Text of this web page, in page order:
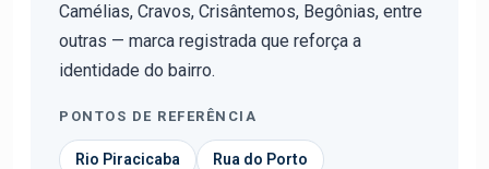
Camélias, Cravos, Crisântemos, Begônias, entre
outras — marca registrada que reforça a
identidade do bairro.
PONTOS DE REFERÊNCIA
Rio Piracicaba Rua do Porto